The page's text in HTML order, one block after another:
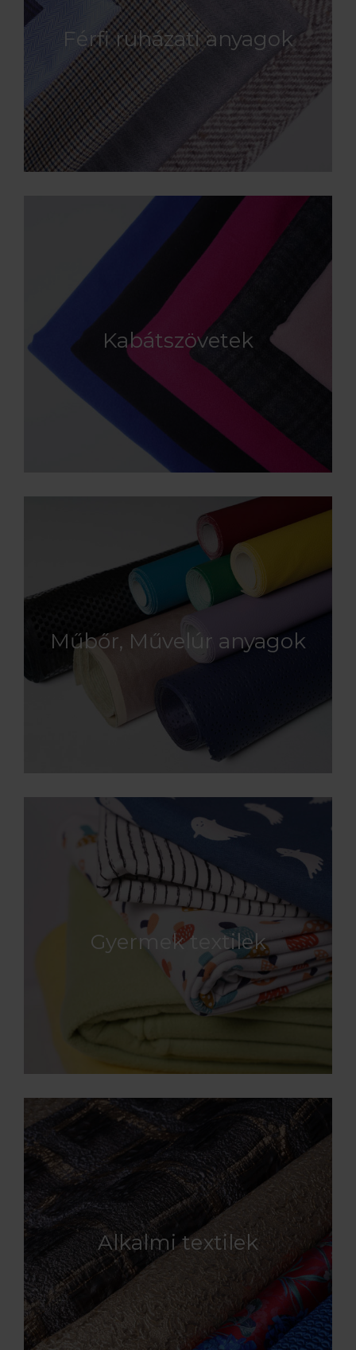
Férfi ruházati anyagok
Kabátszövetek
Műbőr, Művelúr anyagok
Gyermek textilek
Alkalmi textilek